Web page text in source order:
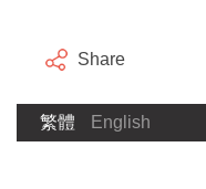
Share
繁體 English